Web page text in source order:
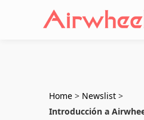
Home > Newslist >
Introducción a